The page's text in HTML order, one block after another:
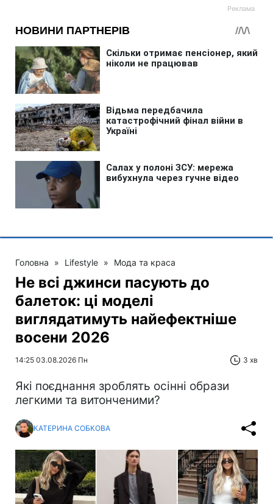
Головна » Lifestyle » Мода та краса
Не всі джинси пасують до
балеток: ці моделі
виглядатимуть найефектніше
восени 2026
14:25 03.08.2026 Пн 3 хв
Які поєднання зроблять осінні образи
легкими та витонченими?
КАТЕРИНА СОБКОВА